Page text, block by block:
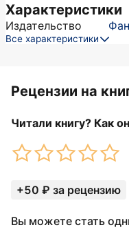
Характеристики
Издательство
Все характеристики
Рецензии на
Читали книгу? Как
+50 ₽ за рецензию
Вы можете стать